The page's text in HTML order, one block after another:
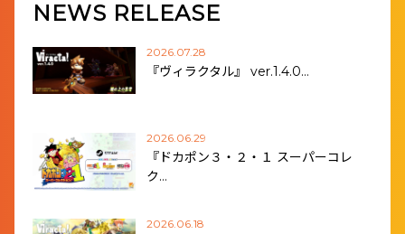
NEWS RELEASE
2026.07.28
『ヴィラクタル』 ver.1.4.0…
2026.06.29
『ドカポン３・２・１ スーパーコレ
ク…
2026.06.18